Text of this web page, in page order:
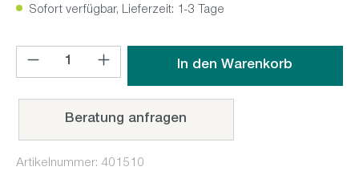
Sofort verfügbar, Lieferzeit: 1-3 Tage
Produkt Anzahl: Gib den gewünschten Wert ein oder
In den Warenkorb
Beratung anfragen
Artikelnummer: 401510